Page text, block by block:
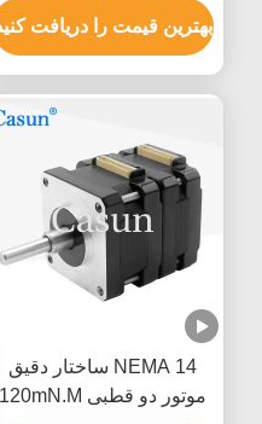
بهترین قیمت را دریافت کنید
NEMA 14 ساختار دقیق
موتور دو قطبی 120mN.M